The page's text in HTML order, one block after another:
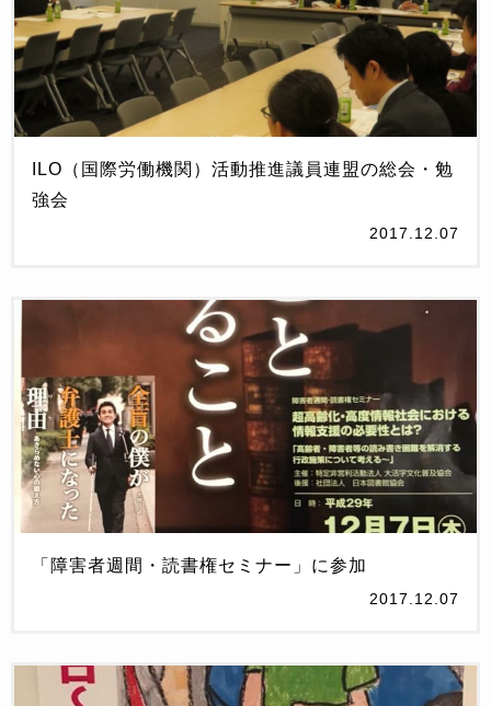
ILO（国際労働機関）活動推進議員連盟の総会・勉
強会
2017.12.07
「障害者週間・読書権セミナー」に参加
2017.12.07